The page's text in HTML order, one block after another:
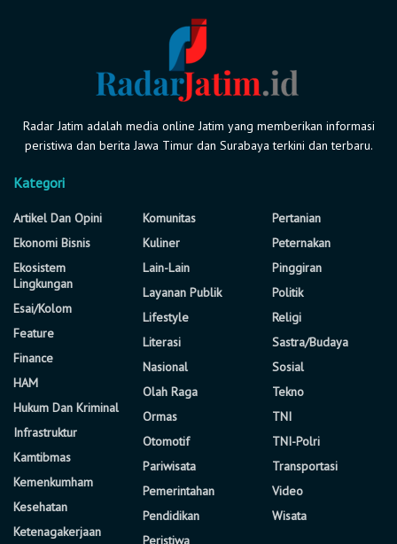
Radar Jatim adalah media online Jatim yang memberikan informasi
peristiwa dan berita Jawa Timur dan Surabaya terkini dan terbaru.
Kategori
Artikel Dan Opini
Ekonomi Bisnis
Ekosistem
Lingkungan
Esai/Kolom
Feature
Finance
HAM
Hukum Dan Kriminal
Infrastruktur
Kamtibmas
Kemenkumham
Kesehatan
Ketenagakerjaan
Komunitas
Kuliner
Lain-Lain
Layanan Publik
Lifestyle
Literasi
Nasional
Olah Raga
Ormas
Otomotif
Pariwisata
Pemerintahan
Pendidikan
Pertanian
Peternakan
Pinggiran
Politik
Religi
Sastra/Budaya
Sosial
Tekno
TNI
TNI-Polri
Transportasi
Video
Wisata